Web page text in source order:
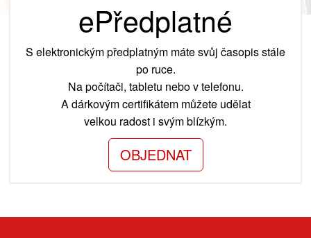
ePředplatné
S elektronickým předplatným máte svůj časopis stále
po ruce.
Na počítači, tabletu nebo v telefonu.
A dárkovým certifikátem můžete udělat
velkou radost i svým blízkým.
OBJEDNAT